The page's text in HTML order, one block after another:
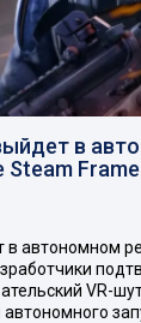
в
Steam Frame
в автономном
VR-